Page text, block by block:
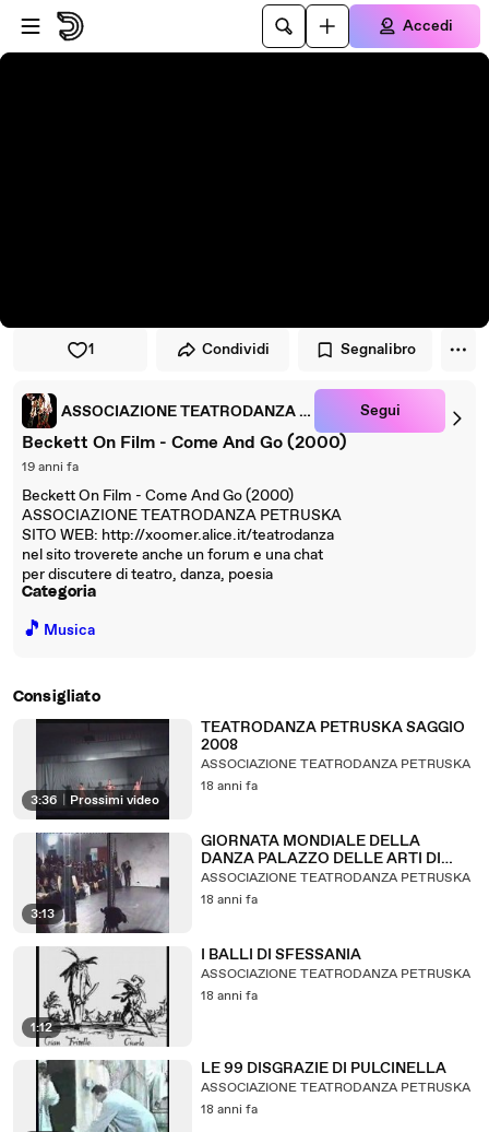
Vai al lettore
Passa al contenuto principale
Accedi
1 Condividi Segnalibro
ASSOCIAZIONE TEATRODANZA PETRUSKA Segui
Beckett On Film - Come And Go (2000)
19 anni fa
Beckett On Film - Come And Go (2000)
ASSOCIAZIONE TEATRODANZA PETRUSKA
SITO WEB: http://xoomer.alice.it/teatrodanza
nel sito troverete anche un forum e una chat
per discutere di teatro, danza, poesia
Categoria
🎵 Musica
Consigliato
3:36 Prossimi video
TEATRODANZA PETRUSKA SAGGIO
2008
ASSOCIAZIONE TEATRODANZA PETRUSKA
18 anni fa
3:13
GIORNATA MONDIALE DELLA
DANZA PALAZZO DELLE ARTI DI
NAPOLI
ASSOCIAZIONE TEATRODANZA PETRUSKA
18 anni fa
1:12
I BALLI DI SFESSANIA
ASSOCIAZIONE TEATRODANZA PETRUSKA
18 anni fa
LE 99 DISGRAZIE DI PULCINELLA
ASSOCIAZIONE TEATRODANZA PETRUSKA
18 anni fa